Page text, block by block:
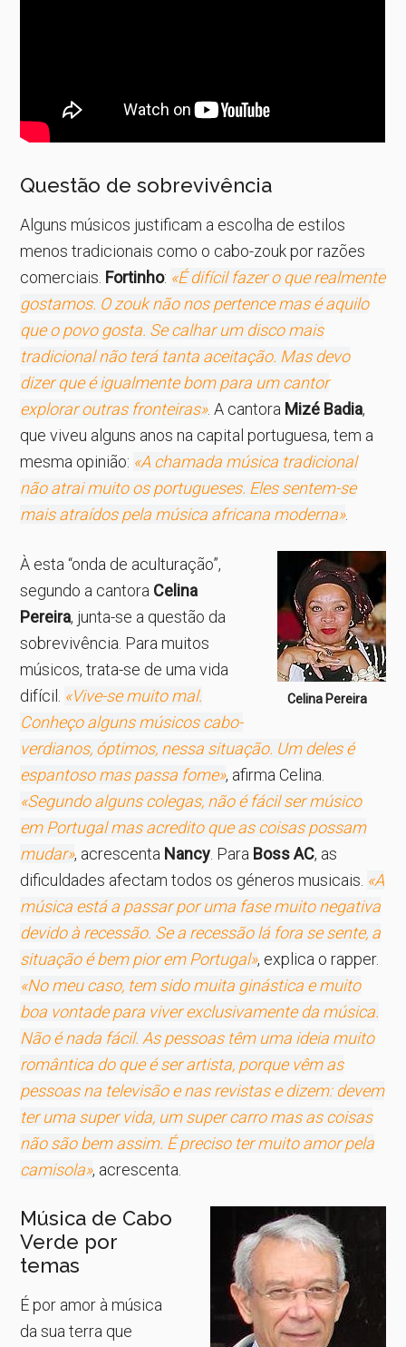
Questão de sobrevivência
Alguns músicos justificam a escolha de estilos
menos tradicionais como o cabo-zouk por razões
comerciais. Fortinho: «É difícil fazer o que realmente
gostamos. O zouk não nos pertence mas é aquilo
que o povo gosta. Se calhar um disco mais
tradicional não terá tanta aceitação. Mas devo
dizer que é igualmente bom para um cantor
explorar outras fronteiras». A cantora Mizé Badia,
que viveu alguns anos na capital portuguesa, tem a
mesma opinião: «A chamada música tradicional
não atrai muito os portugueses. Eles sentem-se
mais atraídos pela música africana moderna».
Celina Pereira
À esta “onda de aculturação”,
segundo a cantora Celina
Pereira, junta-se a questão da
sobrevivência. Para muitos
músicos, trata-se de uma vida
difícil. «Vive-se muito mal.
Conheço alguns músicos cabo-
verdianos, óptimos, nessa situação. Um deles é
espantoso mas passa fome», afirma Celina.
«Segundo alguns colegas, não é fácil ser músico
em Portugal mas acredito que as coisas possam
mudar», acrescenta Nancy . Para Boss AC, as
dificuldades afectam todos os géneros musicais. «A
música está a passar por uma fase muito negativa
devido à recessão. Se a recessão lá fora se sente, a
situação é bem pior em Portugal», explica o rapper.
«No meu caso, tem sido muita ginástica e muito
boa vontade para viver exclusivamente da música.
Não é nada fácil. As pessoas têm uma ideia muito
romântica do que é ser artista, porque vêm as
pessoas na televisão e nas revistas e dizem: devem
ter uma super vida, um super carro mas as coisas
não são bem assim. É preciso ter muito amor pela
camisola», acrescenta.
Música de Cabo
Verde por
temas
É por amor à música
da sua terra que